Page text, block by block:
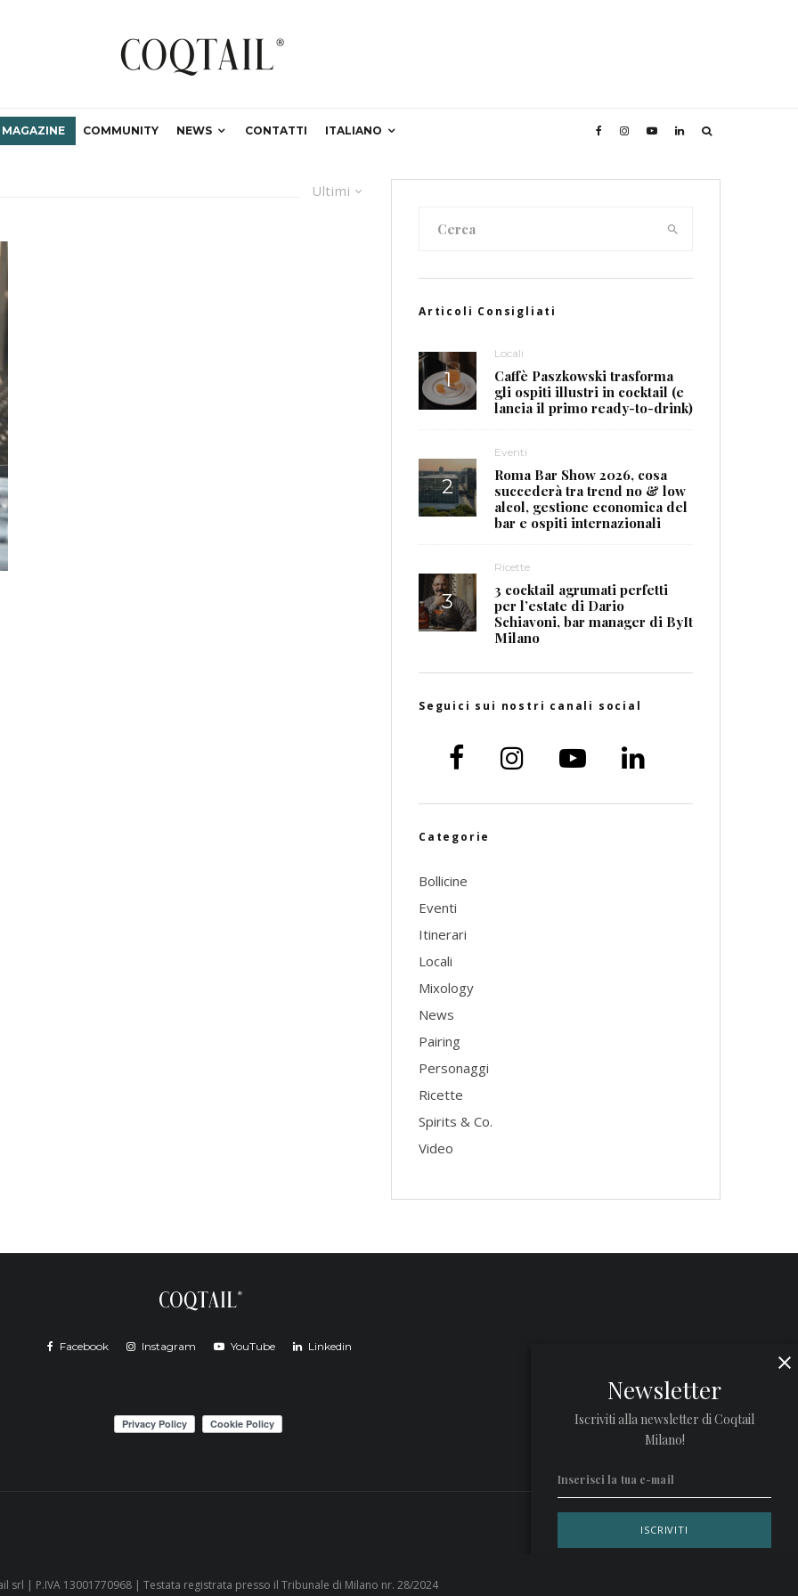
MAGAZINE COMMUNITY NEWS CONTATTI ITALIANO
Ultimi
Articoli Consigliati
Locali
Caffè Paszkowski trasforma
gli ospiti illustri in cocktail (e
lancia il primo ready-to-drink)
Eventi
Roma Bar Show 2026, cosa
succederà tra trend no & low
alcol, gestione economica del
bar e ospiti internazionali
Ricette
3 cocktail agrumati perfetti
per l’estate di Dario
Schiavoni, bar manager di ByIt
Milano
Seguici sui nostri canali social
Categorie
Bollicine
Eventi
Itinerari
Locali
Mixology
News
Pairing
Personaggi
Ricette
Spirits & Co.
Video
Facebook Instagram YouTube Linkedin
Newsletter
Iscriviti alla newsletter di Coqtail
Milano!
srl | P.IVA 13001770968 | Testata registrata presso il Tribunale di Milano nr. 28/2024